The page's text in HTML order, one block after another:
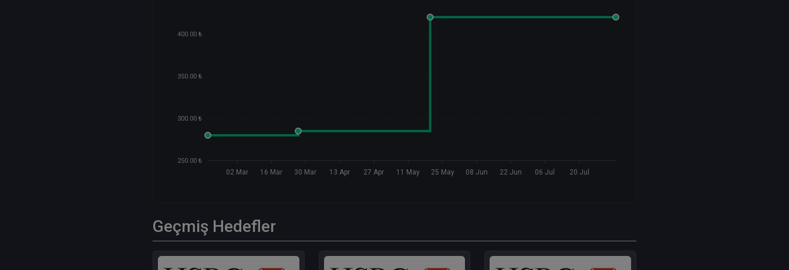
400.00 ₺
350.00 ₺
300.00 ₺
250.00 ₺
02 Mar 16 Mar 30 Mar 13 Apr 27 Apr 11 May 25 May 08 Jun 22 Jun 06 Jul 20 Jul
Geçmiş Hedefler